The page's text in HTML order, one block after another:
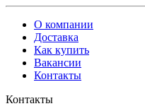
О компании
Доставка
Как купить
Вакансии
Контакты
Контакты